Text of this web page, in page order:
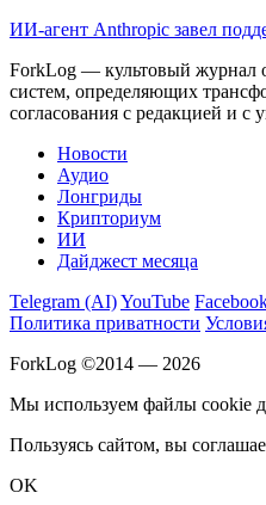
ИИ-агент Anthropic завел
ForkLog — культовый журнал
систем, определяющих
согласования с редакцией и с
Новости
Аудио
Лонгриды
Крипториум
ИИ
Дайджест месяца
Telegram (AI)YouTube
Политика приватности
ForkLog ©2014 — 2026
Мы используем файлы cookie
Пользуясь сайтом, вы
OK